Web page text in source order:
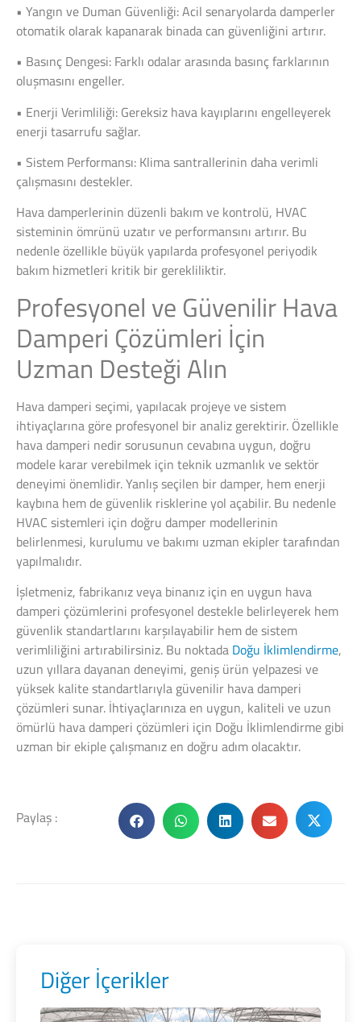
• Yangın ve Duman Güvenliği: Acil senaryolarda damperler
otomatik olarak kapanarak binada can güvenliğini artırır.
• Basınç Dengesi: Farklı odalar arasında basınç farklarının
oluşmasını engeller.
• Enerji Verimliliği: Gereksiz hava kayıplarını engelleyerek
enerji tasarrufu sağlar.
• Sistem Performansı: Klima santrallerinin daha verimli
çalışmasını destekler.
Hava damperlerinin düzenli bakım ve kontrolü, HVAC
sisteminin ömrünü uzatır ve performansını artırır. Bu
nedenle özellikle büyük yapılarda profesyonel periyodik
bakım hizmetleri kritik bir gerekliliktir.
Profesyonel ve Güvenilir Hava
Damperi Çözümleri İçin
Uzman Desteği Alın
Hava damperi seçimi, yapılacak projeye ve sistem
ihtiyaçlarına göre profesyonel bir analiz gerektirir. Özellikle
hava damperi nedir sorusunun cevabına uygun, doğru
modele karar verebilmek için teknik uzmanlık ve sektör
deneyimi önemlidir. Yanlış seçilen bir damper, hem enerji
kaybına hem de güvenlik risklerine yol açabilir. Bu nedenle
HVAC sistemleri için doğru damper modellerinin
belirlenmesi, kurulumu ve bakımı uzman ekipler tarafından
yapılmalıdır.
İşletmeniz, fabrikanız veya binanız için en uygun hava
damperi çözümlerini profesyonel destekle belirleyerek hem
güvenlik standartlarını karşılayabilir hem de sistem
verimliliğini artırabilirsiniz. Bu noktada Doğu İklimlendirme,
uzun yıllara dayanan deneyimi, geniş ürün yelpazesi ve
yüksek kalite standartlarıyla güvenilir hava damperi
çözümleri sunar. İhtiyaçlarınıza en uygun, kaliteli ve uzun
ömürlü hava damperi çözümleri için Doğu İklimlendirme gibi
uzman bir ekiple çalışmanız en doğru adım olacaktır.
Paylaş :
Diğer İçerikler